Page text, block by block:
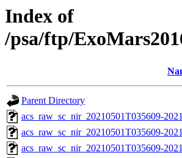
Index of
/psa/ftp/
Parent Directory
acs_raw_sc_nir_20210501T035609-
acs_raw_sc_nir_20210501T035609-
acs_raw_sc_nir_20210501T035609-